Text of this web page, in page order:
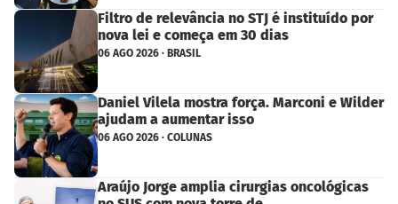
Filtro de relevância no STJ é instituído por
nova lei e começa em 30 dias
06 AGO 2026 · BRASIL
Daniel Vilela mostra força. Marconi e Wilder
ajudam a aumentar isso
06 AGO 2026 · COLUNAS
Araújo Jorge amplia cirurgias oncológicas